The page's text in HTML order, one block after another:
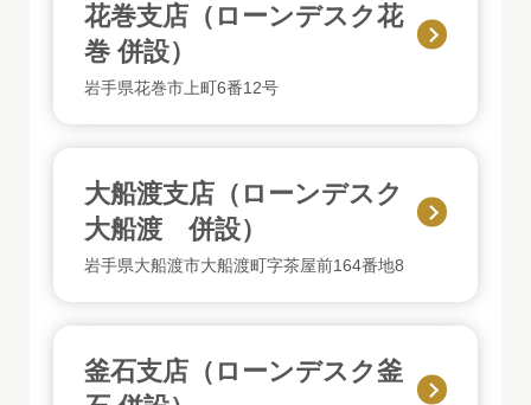
花巻支店（ローンデスク花
巻 併設）
岩手県花巻市上町6番12号
大船渡支店（ローンデスク
大船渡 併設）
岩手県大船渡市大船渡町字茶屋前164番地8
釜石支店（ローンデスク釜